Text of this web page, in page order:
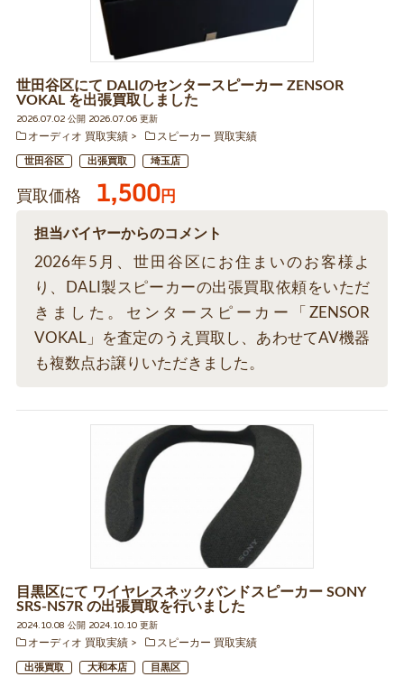
世田谷区にて DALIのセンタースピーカー ZENSOR
VOKAL を出張買取しました
2026.07.02 公開 2026.07.06 更新
オーディオ 買取実績
スピーカー 買取実績
世田谷区 出張買取 埼玉店
買取価格 1,500円
担当バイヤーからのコメント
2026年5月、世田谷区にお住まいのお客様よ
り、DALI製スピーカーの出張買取依頼をいただ
きました。センタースピーカー「ZENSOR
VOKAL」を査定のうえ買取し、あわせてAV機器
も複数点お譲りいただきました。
目黒区にて ワイヤレスネックバンドスピーカー SONY
SRS-NS7R の出張買取を行いました
2024.10.08 公開 2024.10.10 更新
オーディオ 買取実績
スピーカー 買取実績
出張買取 大和本店 目黒区